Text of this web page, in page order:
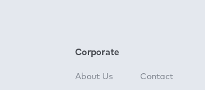
Corporate
About Us Contact